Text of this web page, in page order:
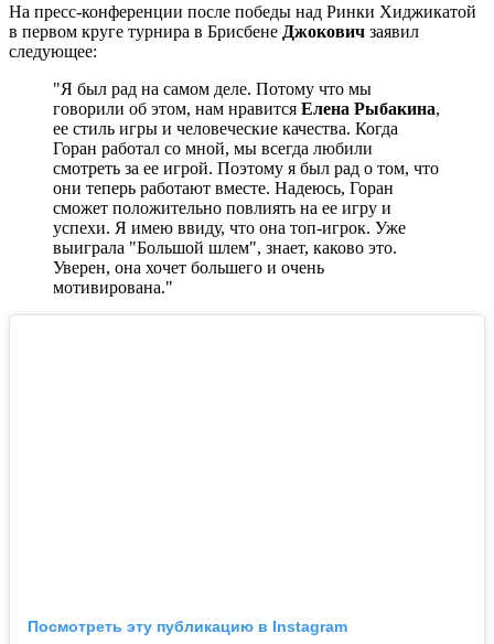
На пресс-конференции после победы над Ринки Хиджикатой
в первом круге турнира в Брисбене Джокович заявил
следующее:
"Я был рад на самом деле. Потому что мы
говорили об этом, нам нравится Елена Рыбакина,
ее стиль игры и человеческие качества. Когда
Горан работал со мной, мы всегда любили
смотреть за ее игрой. Поэтому я был рад о том, что
они теперь работают вместе. Надеюсь, Горан
сможет положительно повлиять на ее игру и
успехи. Я имею ввиду, что она топ-игрок. Уже
выиграла "Большой шлем", знает, каково это.
Уверен, она хочет большего и очень
мотивирована."
Посмотреть эту публикацию в Instagram